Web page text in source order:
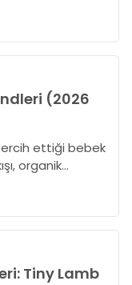
(2026
ettiği bebek
organik
çıkan bebek
Tiny Lamb